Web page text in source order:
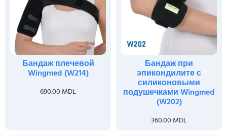
Бандаж плечевой
Wingmed (W214)
690.00 MDL
Бандаж при
эпикондилите с
силиконовыми
подушечками Wingmed
(W202)
360.00 MDL